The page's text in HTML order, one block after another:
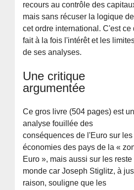
recours au contrôle des
mais sans récuser la logique de
cet ordre international. C'est ce
fait à la fois l'intérêt et les
de ses analyses.
Une critique
argumentée
Ce gros livre (504 pages) est
analyse fouillée des
conséquences de l'Euro sur les
économies des pays de la «
Euro », mais aussi sur les reste
monde car Joseph Stiglitz, à
raison, souligne que les